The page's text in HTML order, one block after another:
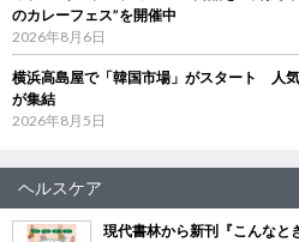
のカレーフェス”を開催中
2026年8月6日
横浜高島屋で「韓国市場」がスタート 人
が集結
2026年8月5日
ヘルスケア
現代書林から新刊『こんな